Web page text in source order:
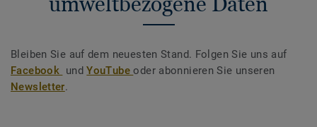
Bleiben Sie auf dem neuesten Stand. Folgen Sie uns auf
Facebook undYouTubeoder abonnieren Sie unseren
Newsletter.